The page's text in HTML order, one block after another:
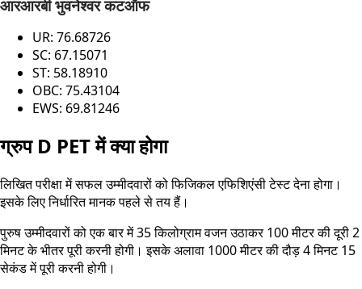
आरआरबी भुवनेश्वर कटऑफ
UR: 76.68726
SC: 67.15071
ST: 58.18910
OBC: 75.43104
EWS: 69.81246
ग्रुप D PET में क्या होगा
लिखित परीक्षा में सफल उम्मीदवारों को फिजिकल एफिशिएंसी टेस्ट देना होगा।
इसके लिए निर्धारित मानक पहले से तय हैं।
पुरुष उम्मीदवारों को एक बार में 35 किलोग्राम वजन उठाकर 100 मीटर की दूरी 2
मिनट के भीतर पूरी करनी होगी। इसके अलावा 1000 मीटर की दौड़ 4 मिनट 15
सेकंड में पूरी करनी होगी।